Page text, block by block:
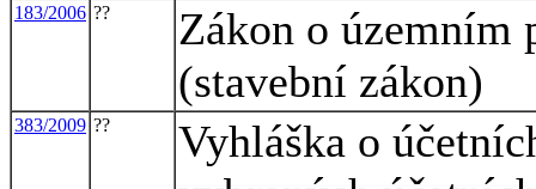
183/2006 ??
Zákon o územním
(stavební zákon)
383/2009 ??
Vyhláška o